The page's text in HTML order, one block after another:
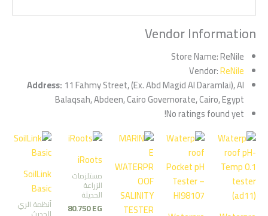
Vendor Information
Store Name:ReNile
Vendor:ReNile
Address: 11 Fahmy Street, (Ex. Abd Magid Al Daramlai), Al
Balaqsah, Abdeen, Cairo Governorate, Cairo, Egypt
No ratings found yet!
iRoots
مستلزمات
الزراعة
الحديثة
80.750EG
SoilLink
Basic
أنظمة الري